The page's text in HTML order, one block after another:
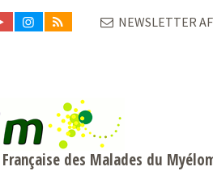
NEWSLETTER
des Malades du